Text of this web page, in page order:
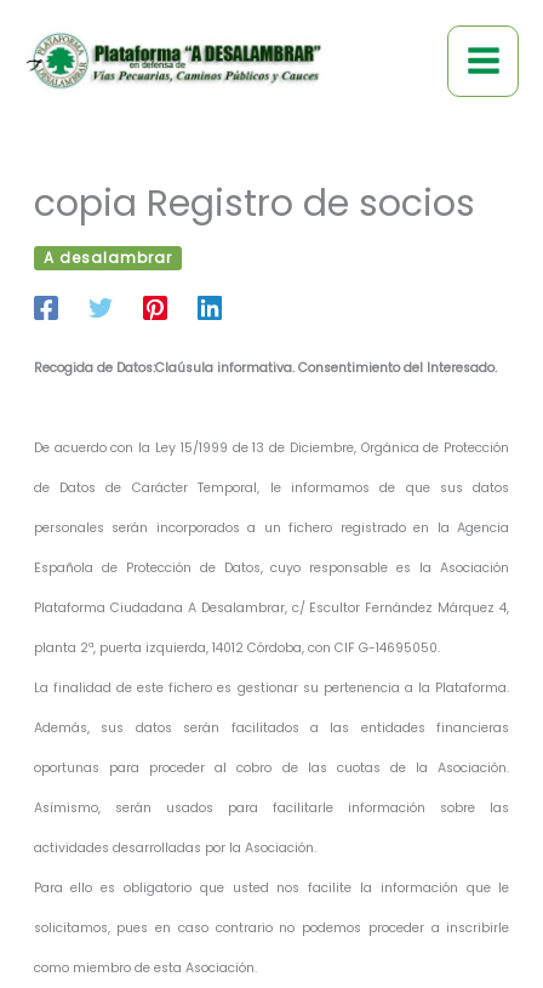
contenido
copia Registro de socios
A desalambrar
Recogida de Datos:Claúsula informativa. Consentimiento del Interesado.
De acuerdo con la Ley 15/1999 de 13 de Diciembre, Orgánica de Protección
de Datos de Carácter Temporal, le informamos de que sus datos
personales serán incorporados a un fichero registrado en la Agencia
Española de Protección de Datos, cuyo responsable es la Asociación
Plataforma Ciudadana A Desalambrar, c/ Escultor Fernández Márquez 4,
planta 2ª, puerta izquierda, 14012 Córdoba, con CIF G-14695050.
La finalidad de este fichero es gestionar su pertenencia a la Plataforma.
Además, sus datos serán facilitados a las entidades financieras
oportunas para proceder al cobro de las cuotas de la Asociación.
Asímismo, serán usados para facilitarle información sobre las
actividades desarrolladas por la Asociación.
Para ello es obligatorio que usted nos facilite la información que le
solicitamos, pues en caso contrario no podemos proceder a inscribirle
como miembro de esta Asociación.